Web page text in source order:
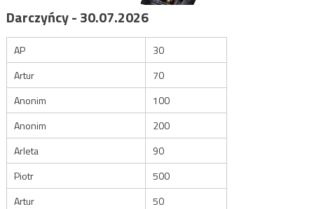
Darczyńcy - 30.07.2026
AP
30
Artur
70
Anonim
100
Anonim
200
Arleta
90
Piotr
500
Artur
50